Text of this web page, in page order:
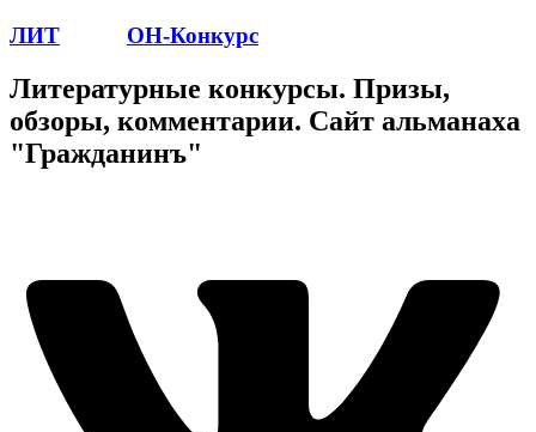
ЛИТ ОН-Конкурс
Литературные конкурсы. Призы,
обзоры, комментарии. Сайт альманаха
"Гражданинъ"